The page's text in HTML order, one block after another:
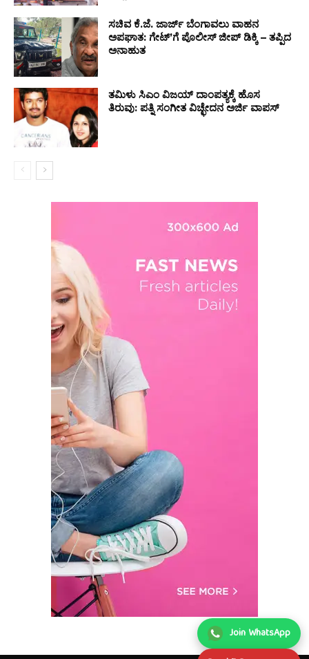
ಸಚಿವ ಕೆ.ಜೆ. ಜಾರ್ಜ್ ಬೆಂಗಾವಲು ವಾಹನ
ಅಪಘಾತ: ಗೇಟ್ʼಗೆ ಪೊಲೀಸ್ ಜೀಪ್ ಡಿಕ್ಕಿ – ತಪ್ಪಿದ
ಅನಾಹುತ
ತಮಿಳು ಸಿಎಂ ವಿಜಯ್ ದಾಂಪತ್ಯಕ್ಕೆ ಹೊಸ
ತಿರುವು: ಪತ್ನಿ ಸಂಗೀತ ವಿಚ್ಛೇದನ ಅರ್ಜಿ ವಾಪಸ್
Join WhatsApp